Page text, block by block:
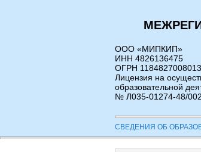
ООО «МИПКИП»
ИНН 4826136475
ОГРН 1184827008013
Лицензия на
образовательной
№ Л035-01274-48/
СВЕДЕНИЯ ОБ